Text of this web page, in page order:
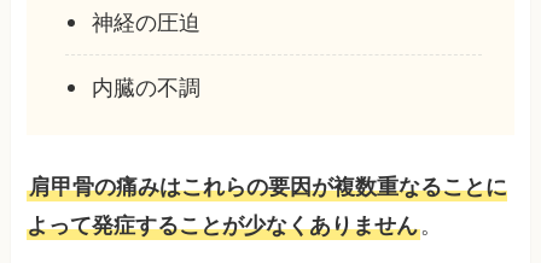
神経の圧迫
内臓の不調
肩甲骨の痛みはこれらの要因が複数重なることに
よって発症することが少なくありません。